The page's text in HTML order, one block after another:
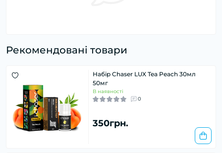
Рекомендовані товари
Набір Chaser LUX Tea Peach 30мл
50мг
В наявності
0
350грн.